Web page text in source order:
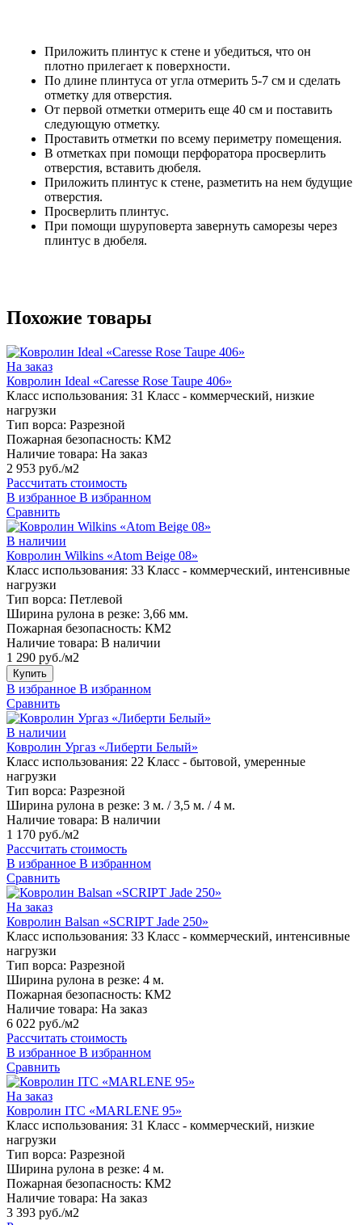
Приложить плинтус к стене и убедиться, что он
плотно прилегает к поверхности.
По длине плинтуса от угла отмерить 5-7 см и сделать
отметку для отверстия.
От первой отметки отмерить еще 40 см и поставить
следующую отметку.
Проставить отметки по всему периметру помещения.
В отметках при помощи перфоратора просверлить
отверстия, вставить дюбеля.
Приложить плинтус к стене, разметить на нем будущие
отверстия.
Просверлить плинтус.
При помощи шуруповерта завернуть саморезы через
плинтус в дюбеля.
Похожие товары
На заказ
Ковролин Ideal «Caresse Rose Taupe 406»
Класс использования: 31 Класс - коммерческий, низкие
нагрузки
Тип ворса: Разрезной
Пожарная безопасность: КМ2
Наличие товара: На заказ
2 953 руб./м2
Рассчитать стоимость
В избранное В избранном
Сравнить
В наличии
Ковролин Wilkins «Atom Beige 08»
Класс использования: 33 Класс - коммерческий, интенсивные
нагрузки
Тип ворса: Петлевой
Ширина рулона в резке: 3,66 мм.
Пожарная безопасность: КМ2
Наличие товара: В наличии
1 290 руб./м2
Купить
В избранное В избранном
Сравнить
В наличии
Ковролин Ургаз «Либерти Белый»
Класс использования: 22 Класс - бытовой, умеренные
нагрузки
Тип ворса: Разрезной
Ширина рулона в резке: 3 м. / 3,5 м. / 4 м.
Наличие товара: В наличии
1 170 руб./м2
Рассчитать стоимость
В избранное В избранном
Сравнить
На заказ
Ковролин Balsan «SCRIPT Jade 250»
Класс использования: 33 Класс - коммерческий, интенсивные
нагрузки
Тип ворса: Разрезной
Ширина рулона в резке: 4 м.
Пожарная безопасность: КМ2
Наличие товара: На заказ
6 022 руб./м2
Рассчитать стоимость
В избранное В избранном
Сравнить
На заказ
Ковролин ITC «MARLENE 95»
Класс использования: 31 Класс - коммерческий, низкие
нагрузки
Тип ворса: Разрезной
Ширина рулона в резке: 4 м.
Пожарная безопасность: КМ2
Наличие товара: На заказ
3 393 руб./м2